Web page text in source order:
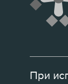
При